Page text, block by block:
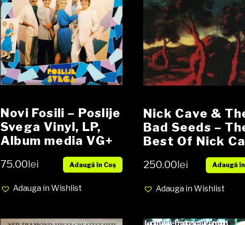
Novi Fosili – Poslije
Svega Vinyl, LP,
Album media VG+
cover VG+
75.00 lei Adaugă în Coș
Adauga in Wishlist
Nick Cave &
Bad Seeds –
Best Of Nick
& The Bad
x LP,
NOU
250.00lei Adaugă
Adauga in Wishlist